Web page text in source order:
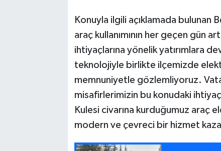
Konuyla ilgili açıklamada bulunan
araç kullanımının her geçen gün
ihtiyaçlarına yönelik yatırımlara
teknolojiyle birlikte ilçemizde
memnuniyetle gözlemliyoruz.
misafirlerimizin bu konudaki
Kulesi civarına kurduğumuz araç
modern ve çevreci bir hizmet